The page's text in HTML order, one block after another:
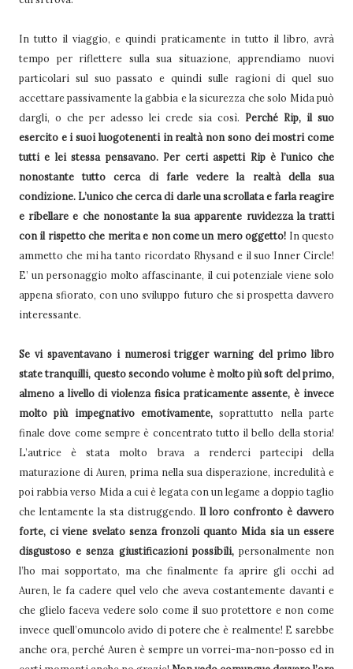
In tutto il viaggio, e quindi praticamente in tutto il libro, avrà
tempo per riflettere sulla sua situazione, apprendiamo nuovi
particolari sul suo passato e quindi sulle ragioni di quel suo
accettare passivamente la gabbia e la sicurezza che solo Mida può
dargli, o che per adesso lei crede sia così. Perché Rip, il suo
esercito e i suoi luogotenenti in realtà non sono dei mostri come
tutti e lei stessa pensavano. Per certi aspetti Rip è l’unico che
nonostante tutto cerca di farle vedere la realtà della sua
condizione. L’unico che cerca di darle una scrollata e farla reagire
e ribellare e che nonostante la sua apparente ruvidezza la tratti
con il rispetto che merita e non come un mero oggetto! In questo
ammetto che mi ha tanto ricordato Rhysand e il suo Inner Circle!
E’ un personaggio molto affascinante, il cui potenziale viene solo
appena sfiorato, con uno sviluppo futuro che si prospetta davvero
interessante.
Se vi spaventavano i numerosi trigger warning del primo libro
state tranquilli, questo secondo volume è molto più soft del primo,
almeno a livello di violenza fisica praticamente assente, è invece
molto più impegnativo emotivamente, soprattutto nella parte
finale dove come sempre è concentrato tutto il bello della storia!
L’autrice è stata molto brava a renderci partecipi della
maturazione di Auren, prima nella sua disperazione, incredulità e
poi rabbia verso Mida a cui è legata con un legame a doppio taglio
che lentamente la sta distruggendo. Il loro confronto è davvero
forte, ci viene svelato senza fronzoli quanto Mida sia un essere
disgustoso e senza giustificazioni possibili,personalmente non
l’ho mai sopportato, ma che finalmente fa aprire gli occhi ad
Auren, le fa cadere quel velo che aveva costantemente davanti e
che glielo faceva vedere solo come il suo protettore e non come
invece quell’omuncolo avido di potere che è realmente! E sarebbe
anche ora, perché Auren è sempre un vorrei-ma-non-posso ed in